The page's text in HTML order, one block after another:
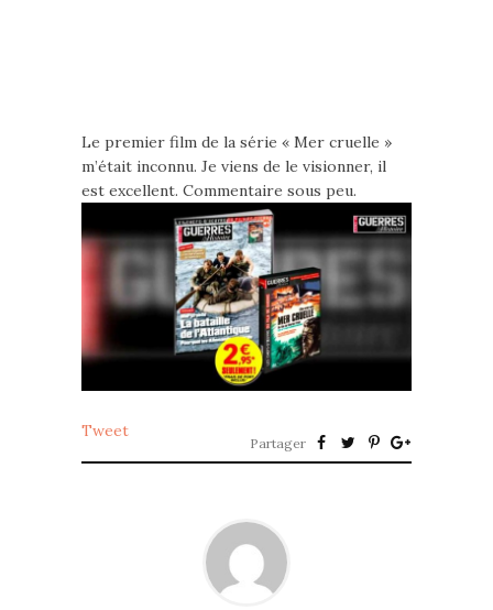
Le premier film de la série « Mer cruelle »
m’était inconnu. Je viens de le visionner, il
est excellent. Commentaire sous peu.
Tweet
Partager